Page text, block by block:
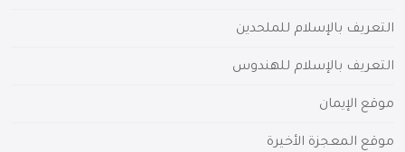
التعريف بالإسلام للملحدين
التعريف بالإسلام للهندوس
موقع الإيمان
موقع المعجزة الأخيرة